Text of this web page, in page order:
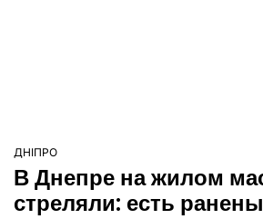
ОПУБЛІКУВАТИ
У
ДНІПРО
В Днепре на жилом
стреляли: есть